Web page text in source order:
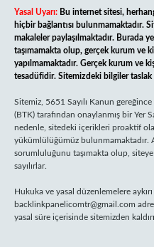
Yasal Uyarı: Bu internet sitesi,
hiçbir bağlantısı bulunmamaktadır.
makaleler paylaşılmaktadır. Burada
taşımamakta olup, gerçek kurum ve
yapılmamaktadır. Gerçek kurum ve
tesadüfidir. Sitemizdeki bilgiler
Sitemiz, 5651 Sayılı Kanun
(BTK) tarafından onaylanmış bir Yer
nedenle, sitedeki içerikleri proaktif
yükümlülüğümüz bulunmamaktadır.
sorumluluğunu taşımakta olup,
sayılırlar.
Hukuka ve yasal düzenlemelere
backlinkpanelicomtr@gmail.com
yasal süre içerisinde sitemizden